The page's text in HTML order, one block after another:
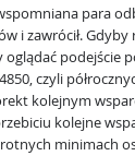
para
i zawrócił. Gdyby
podejście
czyli
kolejnym
kolejne
minimach